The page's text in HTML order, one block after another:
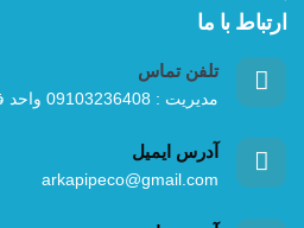
ارتباط با ما
تلفن تماس
مدیریت : 09103236408 واحد فروش : 09137444594
آدرس ایمیل
arkapipeco@gmail.com